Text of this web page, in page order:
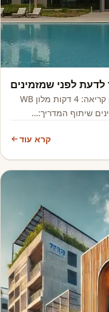
🕒 עודכן לאחרונה: 9 בפברואר 2026 📖 זמן קריאה: 4 דקות מלון WB
שיתוף המדריך:…
קרא עוד